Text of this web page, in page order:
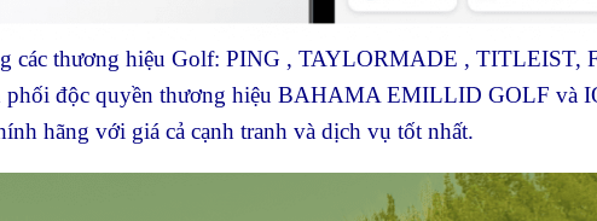
các thương hiệu Golf: PING , TAYLORMADE , TITLEIST,
độc quyền thương hiệu BAHAMA EMILLID GOLF và
hãng với giá cả cạnh tranh và dịch vụ tốt nhất.